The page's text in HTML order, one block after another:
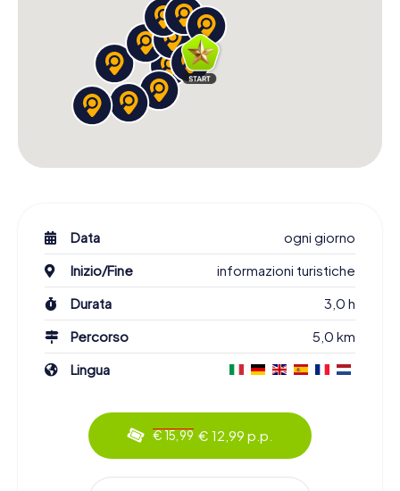
Data
ogni giorno
Inizio/Fine
informazioni turistiche
Durata
3,0 h
Percorso
5,0 km
Lingua
€ 15,99 € 12,99 p.p.